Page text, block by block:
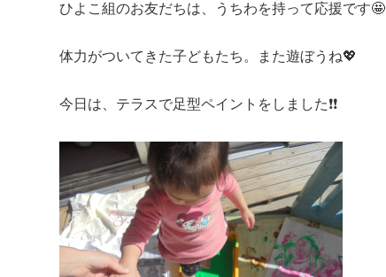
ひよこ組のお友だちは、うちわを持って応援です🤩
体力がついてきた子どもたち。また遊ぼうね💖
今日は、テラスで足型ペイントをしました❗❗